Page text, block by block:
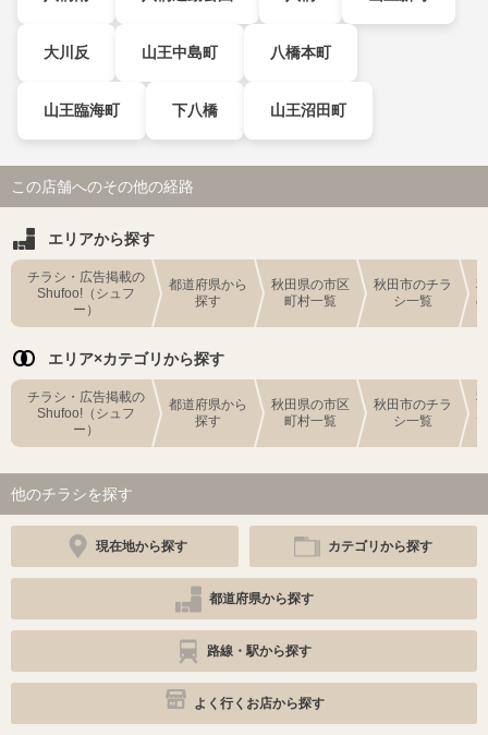
大川反 山王中島町 八橋本町
山王臨海町 下八橋 山王沼田町
この店舗へのその他の経路
エリアから探す
チラシ・広告掲載の
Shufoo!（シュフ
ー）
都道府県から
探す
秋田県の市区
町村一覧
秋田市のチラ
シ一覧
エリア×カテゴリから探す
チラシ・広告掲載の
Shufoo!（シュフ
ー）
都道府県から
探す
秋田県の市区
町村一覧
秋田市のチラ
シ一覧
他のチラシを探す
現在地から探す カテゴリから探す
都道府県から探す
路線・駅から探す
よく行くお店から探す